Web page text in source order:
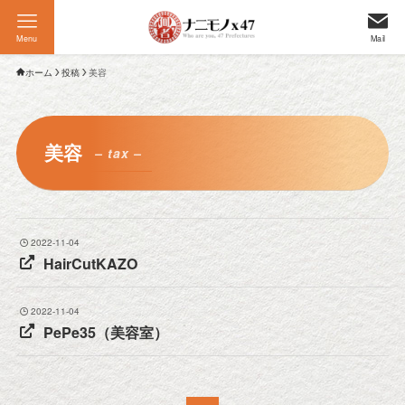
Mail
Menu
ホーム 投稿 美容
美容 – tax –
2022-11-04
HairCutKAZO
2022-11-04
PePe35（美容室）